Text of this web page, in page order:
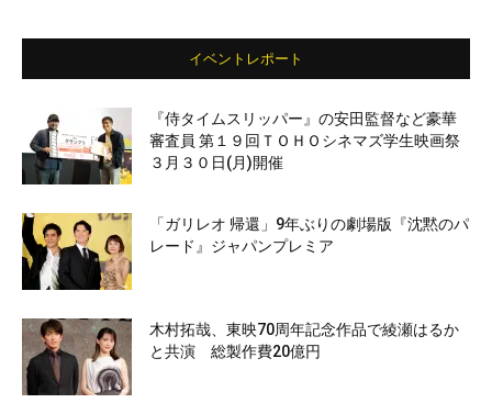
イベントレポート
『侍タイムスリッパー』の安田監督など豪華
審査員 第１９回ＴＯＨＯシネマズ学生映画祭
３月３０日(月)開催
「ガリレオ 帰還」9年ぶりの劇場版『沈黙のパ
レード』ジャパンプレミア
木村拓哉、東映70周年記念作品で綾瀬はるか
と共演 総製作費20億円